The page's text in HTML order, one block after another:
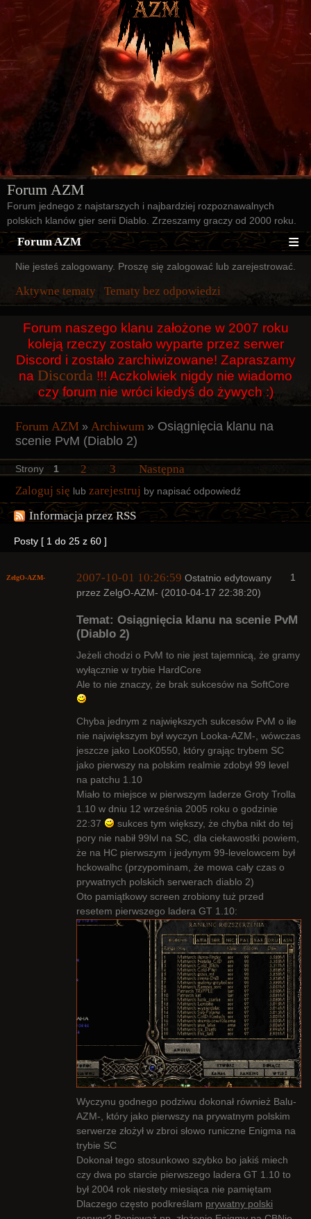
Forum AZM
Forum jednego z najstarszych i najbardziej rozpoznawalnych
polskich klanów gier serii Diablo. Zrzeszamy graczy od 2000 roku.
Forum AZM
Strona AZM
Główna
Użytkownicy
Szukaj
Rejestracja
Logowanie
Nie jesteś zalogowany. Proszę się zalogować lub zarejestrować.
Aktywne tematy Tematy bez odpowiedzi
Forum naszego klanu założone w 2007 roku
koleją rzeczy zostało wyparte przez serwer
Discord i zostało zarchiwizowane! Zapraszamy
na Discorda !!! Aczkolwiek nigdy nie wiadomo
czy forum nie wróci kiedyś do żywych :)
Forum AZM » Archiwum » Osiągnięcia klanu na
scenie PvM (Diablo 2)
Strony 1 2 3
Następna
Zaloguj się lub zarejestruj by napisać odpowiedź
Informacja przez RSS
Posty [ 1 do 25 z 60 ]
1
ZelgO-AZM- 2007-10-01 10:26:59 Ostatnio edytowany
przez ZelgO-AZM- (2010-04-17 22:38:20)
Temat: Osiągnięcia klanu na scenie PvM
(Diablo 2)
Jeżeli chodzi o PvM to nie jest tajemnicą, że gramy
wyłącznie w trybie HardCore
Ale to nie znaczy, że brak sukcesów na SoftCore
Chyba jednym z największych sukcesów PvM o ile
nie największym był wyczyn Looka-AZM-, wówczas
jeszcze jako LooK0550, który grając trybem SC
jako pierwszy na polskim realmie zdobył 99 level
na patchu 1.10
Miało to miejsce w pierwszym laderze Groty Trolla
1.10 w dniu 12 września 2005 roku o godzinie
22:37
sukces tym większy, że chyba nikt do tej
pory nie nabił 99lvl na SC, dla ciekawostki powiem,
że na HC pierwszym i jedynym 99-levelowcem był
hckowalhc (przypominam, że mowa cały czas o
prywatnych polskich serwerach diablo 2)
Oto pamiątkowy screen zrobiony tuż przed
resetem pierwszego ladera GT 1.10:
Wyczynu godnego podziwu dokonał również Balu-
AZM-, który jako pierwszy na prywatnym polskim
serwerze złożył w zbroi słowo runiczne Enigma na
trybie SC
Dokonał tego stosunkowo szybko bo jakiś miech
czy dwa po starcie pierwszego ladera GT 1.10 to
był 2004 rok niestety miesiąca nie pamiętam
Dlaczego często podkreślam prywatny polski